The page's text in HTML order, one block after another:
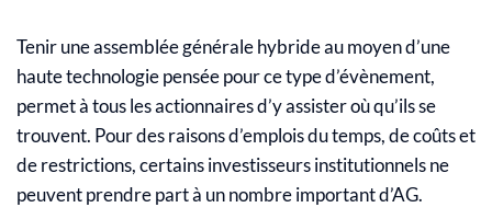
Tenir une assemblée générale hybride au moyen d’une
haute technologie pensée pour ce type d’évènement,
permet à tous les actionnaires d’y assister où qu’ils se
trouvent. Pour des raisons d’emplois du temps, de coûts et
de restrictions, certains investisseurs institutionnels ne
peuvent prendre part à un nombre important d’AG.